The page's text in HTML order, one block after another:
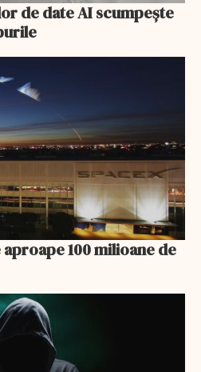
de date AI scumpeşte
100 milioane de